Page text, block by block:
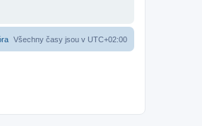
Všechny časy jsou v UTC+02:00